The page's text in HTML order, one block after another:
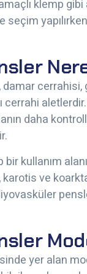
klemp gibi
seçim
aletlerdir.
daha
kullanım
karotis ve
yer alan